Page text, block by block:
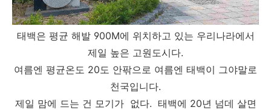
태백은 평균 해발 900M에 위치하고 있는 우리나라에서
제일 높은 고원도시다.
여름엔 평균온도 20도 안팎으로 여름엔 태백이 그야말로
천국입니다.
제일 맘에 드는 건 모기가 없다. 태백에 20년 넘데 살면